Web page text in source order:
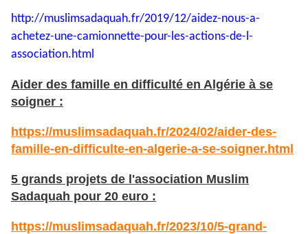
http://muslimsadaquah.fr/2019/12/aidez-nous-a-
achetez-une-camionnette-pour-les-actions-de-l-
association.html
Aider des famille en difficulté en Algérie à se
soigner :
https://muslimsadaquah.fr/2024/02/aider-des-
famille-en-difficulte-en-algerie-a-se-soigner.html
5 grands projets de l'association Muslim
Sadaquah pour 20 euro :
https://muslimsadaquah.fr/2023/10/5-grand-